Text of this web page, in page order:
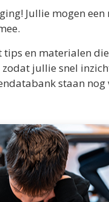
Jullie mogen
tips en materialen
jullie snel
staan